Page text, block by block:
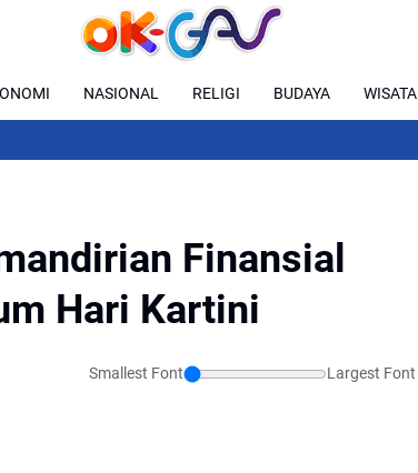
NASIONAL RELIGI BUDAYA WISATA
Finansial
Hari Kartini
Smallest Font Largest Font